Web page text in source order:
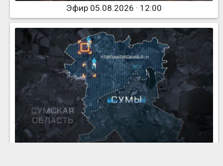
Эфир 05.08.2026 · 12:00